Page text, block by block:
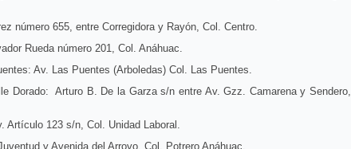
número 655, entre Corregidora y Rayón, Col. Centro.
Rueda número 201, Col. Anáhuac.
Av. Las Puentes (Arboledas) Col. Las Puentes.
Dorado: Arturo B. De la Garza s/n entre Av. Gzz. Camarena y Sendero,
Artículo 123 s/n, Col. Unidad Laboral.
y Avenida del Arroyo, Col. Potrero Anáhuac.